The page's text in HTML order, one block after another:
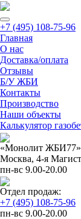
+7 (495) 108-75-96
Главная
О нас
Доставка/оплата
Отзывы
Б/У ЖБИ
Контакты
Производство
Наши объекты
Калькулятор
«Монолит ЖБИ77»
Москва, 4-я
пн-вс 9.00-20.00
Отдел продаж:
+7 (495) 108-75-96
пн-вс 9.00-20.00